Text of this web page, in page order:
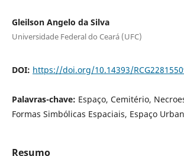
Gleilson Angelo da Silva
Universidade Federal do Ceará (UFC)
DOI: https://doi.org/10.14393/
Palavras-chave: Espaço, Cemitério,
Formas Simbólicas Espaciais, Espaço
Resumo